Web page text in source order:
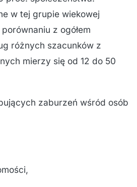
w tej grupie wiekowej
z ogółem
różnych szacunków z
mierzy się od 12 do 50
zaburzeń wśród osób